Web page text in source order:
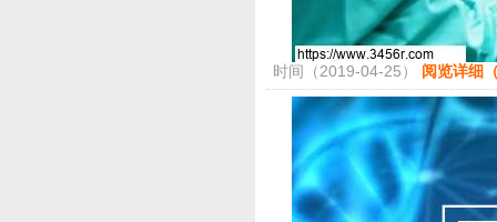
时间（2019-04-25） 阅览详细